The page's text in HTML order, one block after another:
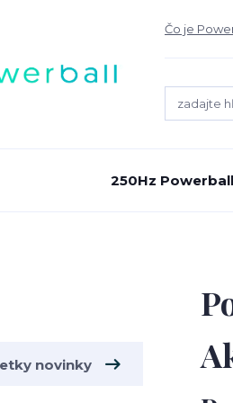
Čo je
250Hz Powerball
novinky